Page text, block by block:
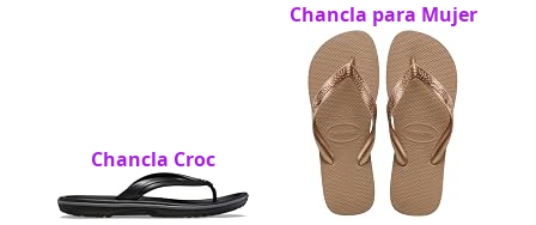
Chancla Croc
Chancla para Mujer